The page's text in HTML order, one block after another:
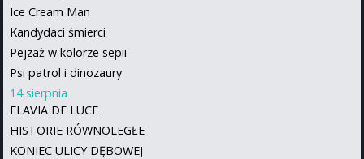
Ice Cream Man
Kandydaci śmierci
Pejzaż w kolorze sepii
Psi patrol i dinozaury
14 sierpnia
FLAVIA DE LUCE
HISTORIE RÓWNOLEGŁE
KONIEC ULICY DĘBOWEJ